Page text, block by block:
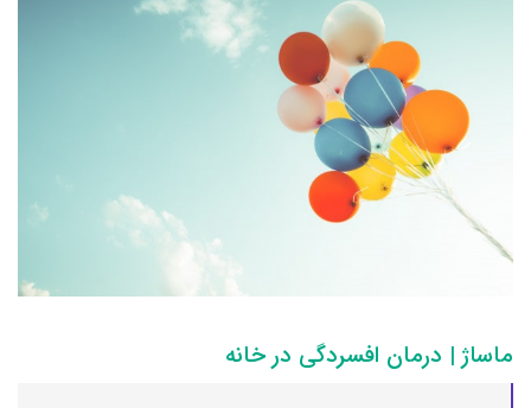
ماساژ | درمان افسردگی در خانه